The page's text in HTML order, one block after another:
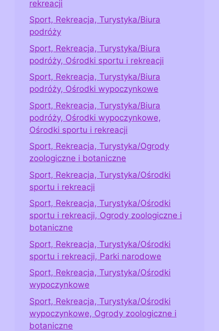
rekreacji
Sport, Rekreacja, Turystyka/Biura
podróży
Sport, Rekreacja, Turystyka/Biura
podróży, Ośrodki sportu i rekreacji
Sport, Rekreacja, Turystyka/Biura
podróży, Ośrodki wypoczynkowe
Sport, Rekreacja, Turystyka/Biura
podróży, Ośrodki wypoczynkowe,
Ośrodki sportu i rekreacji
Sport, Rekreacja, Turystyka/Ogrody
zoologiczne i botaniczne
Sport, Rekreacja, Turystyka/Ośrodki
sportu i rekreacji
Sport, Rekreacja, Turystyka/Ośrodki
sportu i rekreacji, Ogrody zoologiczne i
botaniczne
Sport, Rekreacja, Turystyka/Ośrodki
sportu i rekreacji, Parki narodowe
Sport, Rekreacja, Turystyka/Ośrodki
wypoczynkowe
Sport, Rekreacja, Turystyka/Ośrodki
wypoczynkowe, Ogrody zoologiczne i
botaniczne